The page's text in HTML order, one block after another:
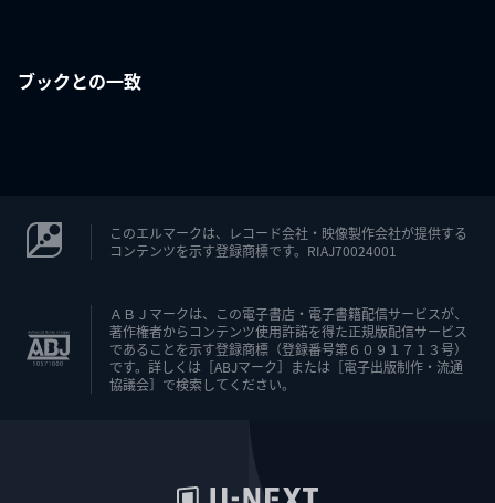
ブックとの一致
このエルマークは、レコード会社・映像製作会社が提供する
コンテンツを示す登録商標です。RIAJ70024001
ＡＢＪマークは、この電子書店・電子書籍配信サービスが、
著作権者からコンテンツ使用許諾を得た正規版配信サービス
であることを示す登録商標（登録番号第６０９１７１３号）
です。詳しくは［ABJマーク］または［電子出版制作・流通
協議会］で検索してください。